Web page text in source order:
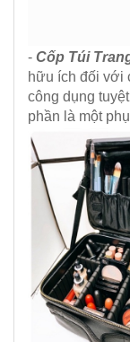
- Cốp Túi
hữu ích đối với
công dụng
phần là một